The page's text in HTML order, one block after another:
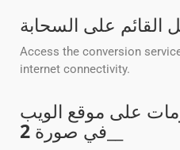
القائم على السحابة
Access the conversion
internet connectivity.
على موقع الويب
في صورة 2